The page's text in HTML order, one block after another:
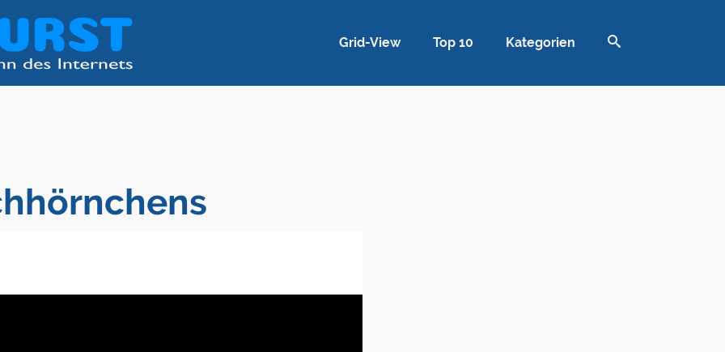
Grid-View Top 10 Kategorien